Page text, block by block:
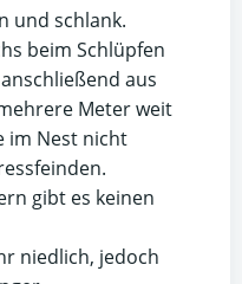
und schlank.
beim Schlüpfen
aus
Meter weit
im Nest nicht
gibt es keinen
niedlich, jedoch